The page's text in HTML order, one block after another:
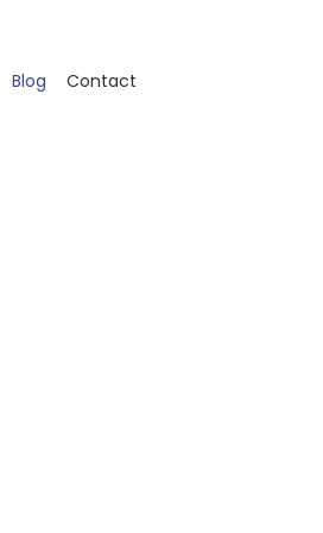
Blog Contact